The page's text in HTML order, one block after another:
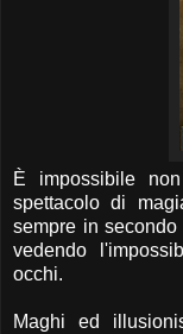
È impossibile
spettacolo di
sempre in
vedendo
occhi.
Maghi ed